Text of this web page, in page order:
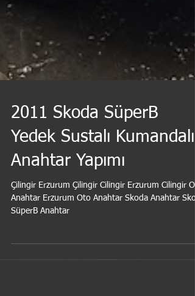
2011 Skoda SüperB
Yedek Sustalı Kumandalı
Anahtar Yapımı
SüperB Anahtar